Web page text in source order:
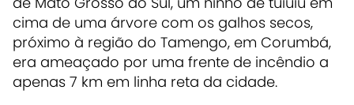
cima de uma árvore com os galhos secos,
próximo à região do Tamengo, em Corumbá,
era ameaçado por uma frente de incêndio a
apenas 7 km em linha reta da cidade.